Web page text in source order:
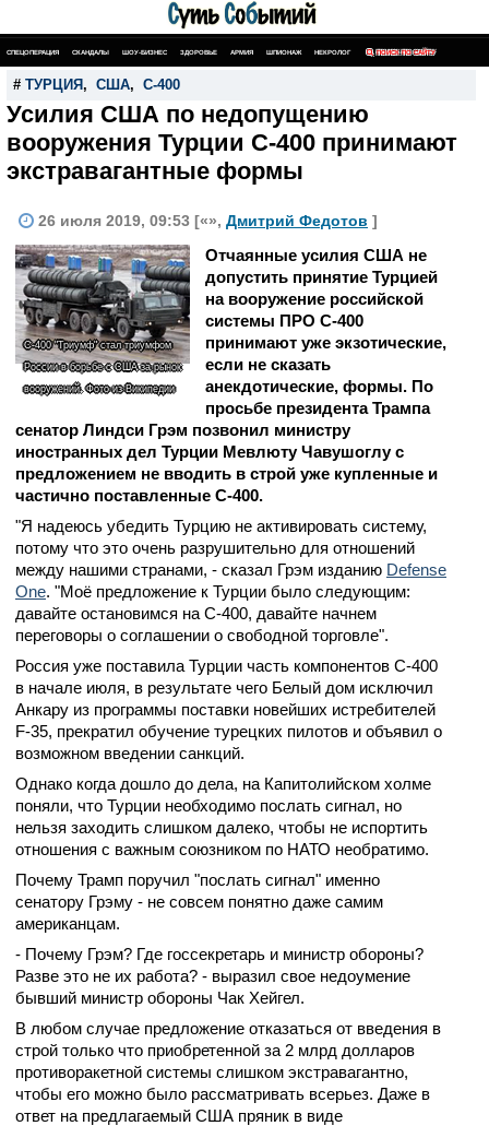
СПЕЦОПЕРАЦИЯ СКАНДАЛЫ ШОУ-БИЗНЕС ЗДОРОВЬЕ АРМИЯ ШПИОНАЖ НЕКРОЛОГ ПОИСК ПО САЙТУ
# ТУРЦИЯ , США, С-400
Усилия США по недопущению
вооружения Турции С-400 принимают
экстравагантные формы
26 июля 2019, 09:53 [«», Дмитрий Федотов ]
С-400 "Триумф" стал триумфом
России в борьбе с США за рынок
вооружений. Фото из Википедии
Отчаянные усилия США не
допустить принятие Турцией
на вооружение российской
системы ПРО С-400
принимают уже экзотические,
если не сказать
анекдотические, формы. По
просьбе президента Трампа
сенатор Линдси Грэм позвонил министру
иностранных дел Турции Мевлюту Чавушоглу с
предложением не вводить в строй уже купленные и
частично поставленные С-400.
"Я надеюсь убедить Турцию не активировать систему,
потому что это очень разрушительно для отношений
между нашими странами, - сказал Грэм изданию Defense
One. "Моё предложение к Турции было следующим:
давайте остановимся на С-400, давайте начнем
переговоры о соглашении о свободной торговле".
Россия уже поставила Турции часть компонентов С-400
в начале июля, в результате чего Белый дом исключил
Анкару из программы поставки новейших истребителей
F-35, прекратил обучение турецких пилотов и объявил о
возможном введении санкций.
Однако когда дошло до дела, на Капитолийском холме
поняли, что Турции необходимо послать сигнал, но
нельзя заходить слишком далеко, чтобы не испортить
отношения с важным союзником по НАТО необратимо.
Почему Трамп поручил "послать сигнал" именно
сенатору Грэму - не совсем понятно даже самим
американцам.
- Почему Грэм? Где госсекретарь и министр обороны?
Разве это не их работа? - выразил свое недоумение
бывший министр обороны Чак Хейгел.
В любом случае предложение отказаться от введения в
строй только что приобретенной за 2 млрд долларов
противоракетной системы слишком экстравагантно,
чтобы его можно было рассматривать всерьез. Даже в
ответ на предлагаемый США пряник в виде